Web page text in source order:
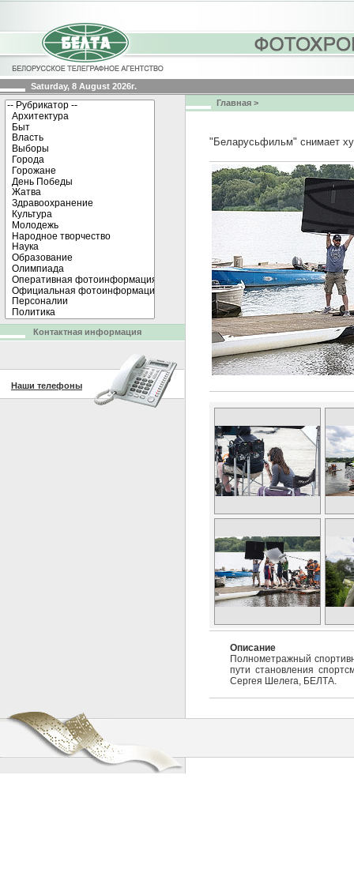
Saturday, 8 August 2026г.
Главная >
"Беларусьфильм" снимает
Описание
Полнометражный
пути становления
Сергея Шелега, БЕЛТА.
Контактная информация
Наши телефоны